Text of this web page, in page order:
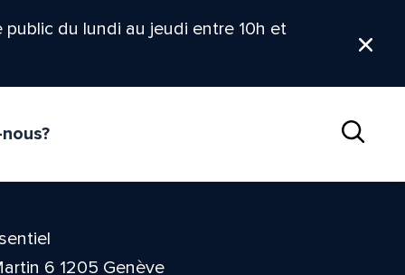
du lundi au jeudi entre 10h et
6 1205 Genève